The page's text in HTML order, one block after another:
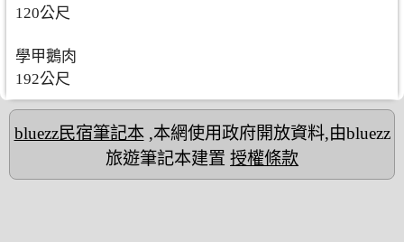
120公尺
學甲鵝肉
192公尺
bluezz民宿筆記本,本網使用政府開放資料,由bluezz
旅遊筆記本建置 授權條款